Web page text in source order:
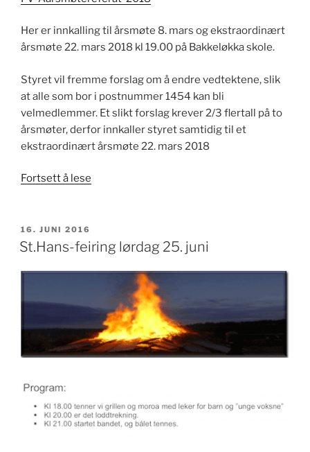
Her er innkalling til årsmøte 8. mars og ekstraordinært
årsmøte 22. mars 2018 kl 19.00 på Bakkeløkka skole.
Styret vil fremme forslag om å endre vedtektene, slik
at alle som bor i postnummer 1454 kan bli
velmedlemmer. Et slikt forslag krever 2/3 flertall på to
årsmøter, derfor innkaller styret samtidig til et
ekstraordinært årsmøte 22. mars 2018
Fortsett å lese
kl.
PUBLISERT
16. JUNI 2016
St.Hans-feiring lørdag 25. juni